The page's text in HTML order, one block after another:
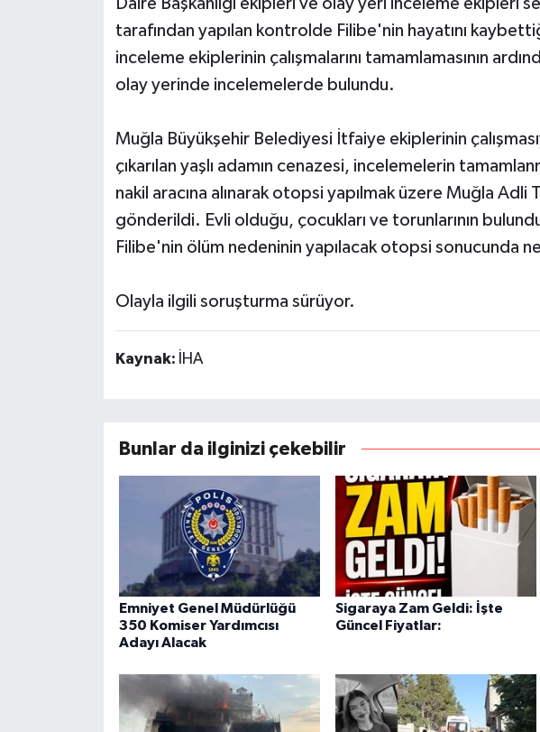
Daire Başkanlığı ekipleri ve olay yeri inceleme ekipleri
tarafından yapılan kontrolde Filibe'nin hayatını
inceleme ekiplerinin çalışmalarını tamamlamasının
olay yerinde incelemelerde bulundu.
Muğla Büyükşehir Belediyesi İtfaiye ekiplerinin
çıkarılan yaşlı adamın cenazesi, incelemelerin
nakil aracına alınarak otopsi yapılmak üzere Muğla Adli
gönderildi. Evli olduğu, çocukları ve torunlarının
Filibe'nin ölüm nedeninin yapılacak otopsi sonucunda
Olayla ilgili soruşturma sürüyor.
Kaynak: İHA
Bunlar da ilginizi çekebilir
Emniyet Genel Müdürlüğü
350 Komiser Yardımcısı
Adayı Alacak
Sigaraya Zam Geldi: İşte
Güncel Fiyatlar: